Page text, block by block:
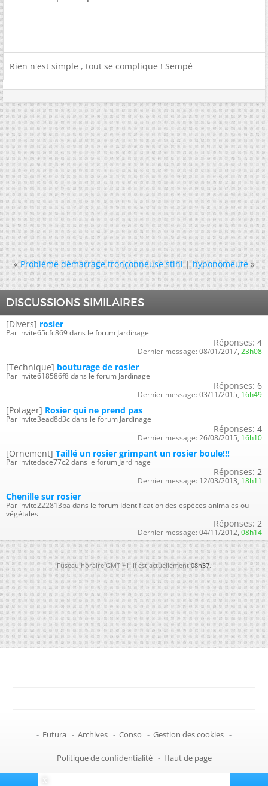
Rien n'est simple , tout se complique ! Sempé
« Problème démarrage tronçonneuse stihl|hyponomeute »
DISCUSSIONS SIMILAIRES
[Divers] rosier
Par invite65cfc869 dans le forum Jardinage
Réponses: 4
Dernier message: 08/01/2017, 23h08
[Technique] bouturage de rosier
Par invite618586f8 dans le forum Jardinage
Réponses: 6
Dernier message: 03/11/2015, 16h49
[Potager] Rosier qui ne prend pas
Par invite3ead8d3c dans le forum Jardinage
Réponses: 4
Dernier message: 26/08/2015, 16h10
[Ornement] Taillé un rosier grimpant un rosier boule!!!
Par invitedace77c2 dans le forum Jardinage
Réponses: 2
Dernier message: 12/03/2013, 18h11
Chenille sur rosier
Par invite222813ba dans le forum Identification des espèces animales ou
végétales
Réponses: 2
Dernier message: 04/11/2012, 08h14
Fuseau horaire GMT +1. Il est actuellement08h37.
- Futura - Archives - Conso - Gestion des cookies -
Politique de confidentialité - Haut de page